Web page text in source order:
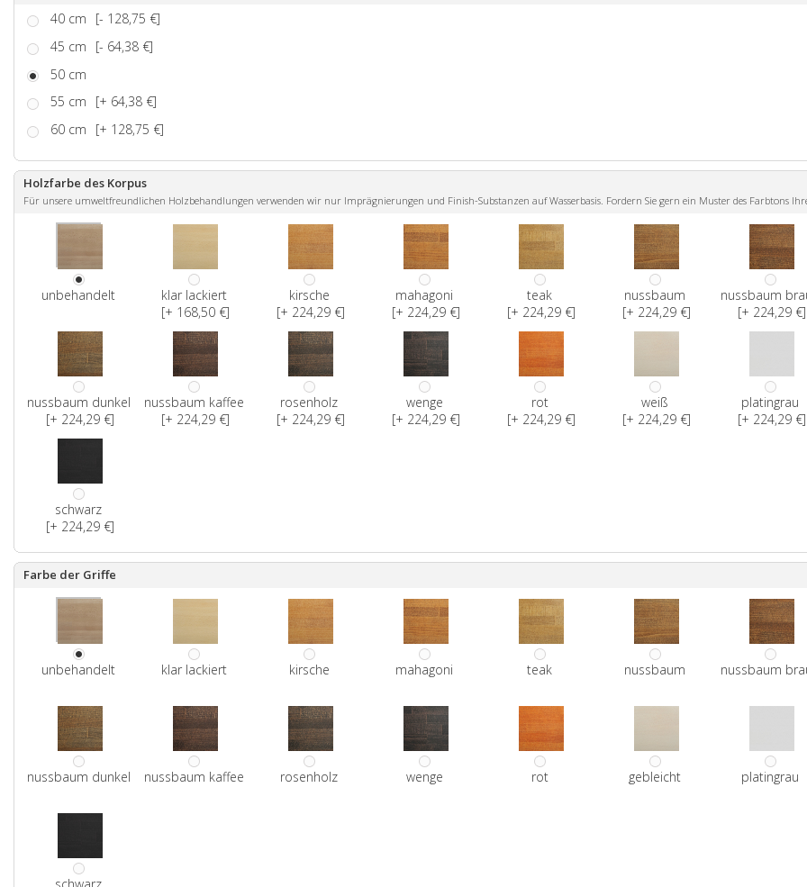
40 cm
[- 128,75 €]
45 cm
[- 64,38 €]
50 cm
55 cm
[+ 64,38 €]
60 cm
[+ 128,75 €]
Holzfarbe des Korpus
Für unsere umweltfreundlichen Holzbehandlungen verwenden wir nur Imprägnierungen und Finish-Substanzen auf Wasserbasis. Fordern Sie gern ein Muster des Farbtons
unbehandelt
klar lackiert
[+ 168,50 €]
kirsche
[+ 224,29 €]
mahagoni
[+ 224,29 €]
teak
[+ 224,29 €]
nussbaum
[+ 224,29 €]
nussbaum
[+ 224,29 €]
nussbaum dunkel
[+ 224,29 €]
nussbaum kaffee
[+ 224,29 €]
rosenholz
[+ 224,29 €]
wenge
[+ 224,29 €]
rot
[+ 224,29 €]
weiß
[+ 224,29 €]
platingrau
[+ 224,29 €]
schwarz
[+ 224,29 €]
Farbe der Griffe
unbehandelt klar lackiert kirsche mahagoni teak nussbaum nussbaum
nussbaum dunkel nussbaum kaffee rosenholz wenge rot gebleicht platingrau